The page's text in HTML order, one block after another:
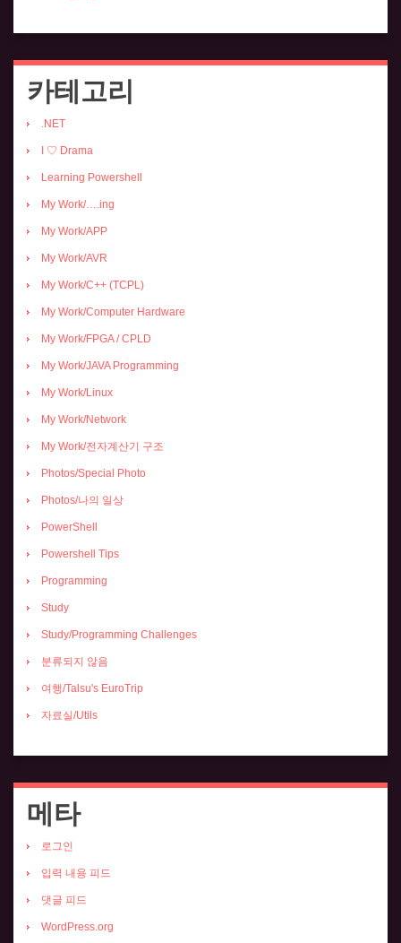
카테고리
.NET
I ♡ Drama
Learning Powershell
My Work/….ing
My Work/APP
My Work/AVR
My Work/C++ (TCPL)
My Work/Computer Hardware
My Work/FPGA / CPLD
My Work/JAVA Programming
My Work/Linux
My Work/Network
My Work/전자계산기 구조
Photos/Special Photo
Photos/나의 일상
PowerShell
Powershell Tips
Programming
Study
Study/Programming Challenges
분류되지 않음
여행/Talsu's EuroTrip
자료실/Utils
메타
로그인
입력 내용 피드
댓글 피드
WordPress.org